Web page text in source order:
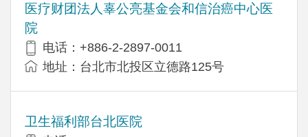
医疗财团法人辜公亮基金会和信治癌中心医
院
电话：+886-2-2897-0011
地址：台北市北投区立德路125号
卫生福利部台北医院